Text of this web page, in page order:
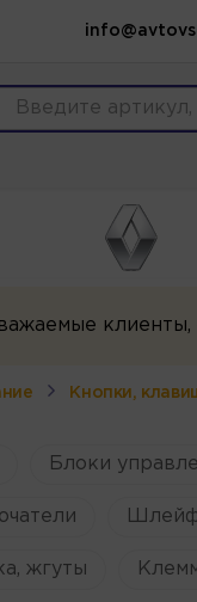
клиенты,
Кнопки,
Блоки
жгуты